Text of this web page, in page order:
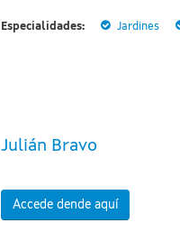
Especialidades: Jardines
Julián Bravo
Accede dende aquí